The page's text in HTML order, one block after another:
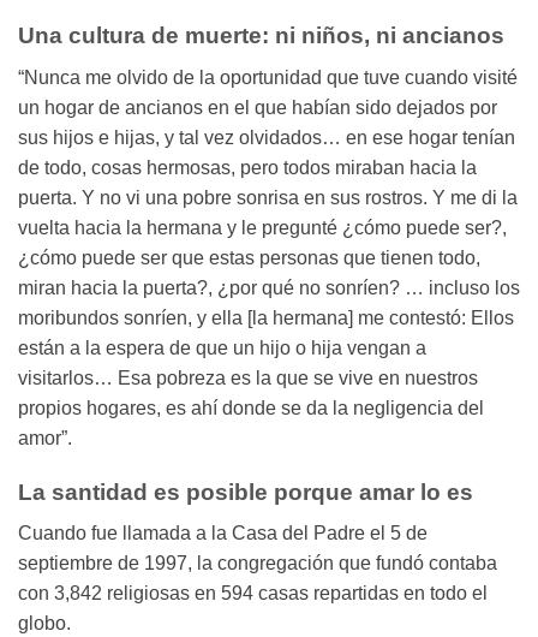
Una cultura de muerte: ni niños, ni ancianos
“Nunca me olvido de la oportunidad que tuve cuando visité
un hogar de ancianos en el que habían sido dejados por
sus hijos e hijas, y tal vez olvidados… en ese hogar tenían
de todo, cosas hermosas, pero todos miraban hacia la
puerta. Y no vi una pobre sonrisa en sus rostros. Y me di la
vuelta hacia la hermana y le pregunté ¿cómo puede ser?,
¿cómo puede ser que estas personas que tienen todo,
miran hacia la puerta?, ¿por qué no sonríen? … incluso los
moribundos sonríen, y ella [la hermana] me contestó: Ellos
están a la espera de que un hijo o hija vengan a
visitarlos… Esa pobreza es la que se vive en nuestros
propios hogares, es ahí donde se da la negligencia del
amor”.
La santidad es posible porque amar lo es
Cuando fue llamada a la Casa del Padre el 5 de
septiembre de 1997, la congregación que fundó contaba
con 3,842 religiosas en 594 casas repartidas en todo el
globo.